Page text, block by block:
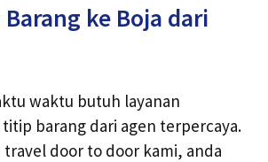
ke Boja dari
waktu butuh layanan
barang dari agen terpercaya.
travel door to door kami, anda